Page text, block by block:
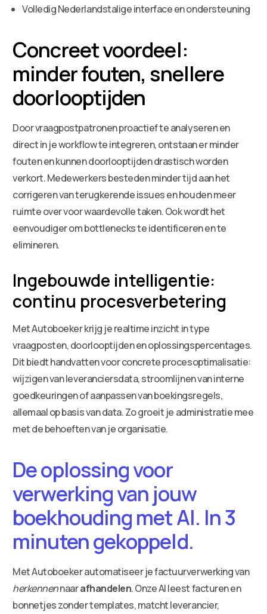
Volledig Nederlandstalige interface en ondersteuning
Concreet voordeel:
minder fouten, snellere
doorlooptijden
Door vraagpostpatronen proactief te analyseren en
direct in je workflow te integreren, ontstaan er minder
fouten en kunnen doorlooptijden drastisch worden
verkort. Medewerkers besteden minder tijd aan het
corrigeren van terugkerende issues en houden meer
ruimte over voor waardevolle taken. Ook wordt het
eenvoudiger om bottlenecks te identificeren en te
elimineren.
Ingebouwde intelligentie:
continu procesverbetering
Met Autoboeker krijg je realtime inzicht in type
vraagposten, doorlooptijden en oplossingspercentages.
Dit biedt handvatten voor concrete procesoptimalisatie:
wijzigen van leveranciersdata, stroomlijnen van interne
goedkeuringen of aanpassen van boekingsregels,
allemaal op basis van data. Zo groeit je administratie mee
met de behoeften van je organisatie.
De oplossing voor
verwerking van jouw
boekhouding met AI. In 3
minuten gekoppeld.
Met Autoboeker automatiseer je factuurverwerking van
herkennennaarafhandelen. Onze AI leest facturen en
bonnetjes zonder templates, matcht leverancier,